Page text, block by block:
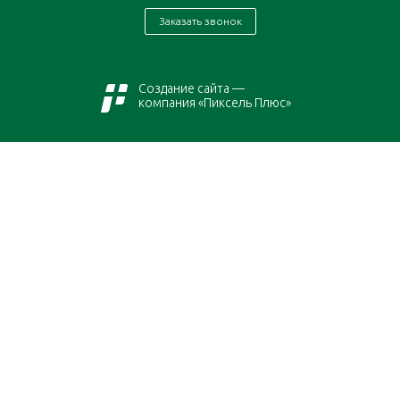
Заказать звонок
Создание сайта —
компания «Пиксель Плюс»